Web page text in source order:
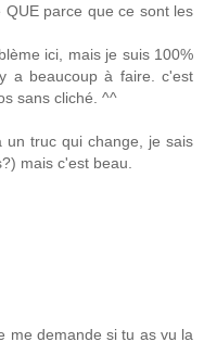
parce que ce sont les
ici, mais je suis 100%
a beaucoup à faire. c'est
sans cliché. ^^
truc qui change, je sais
mais c'est beau.
me demande si tu as vu la